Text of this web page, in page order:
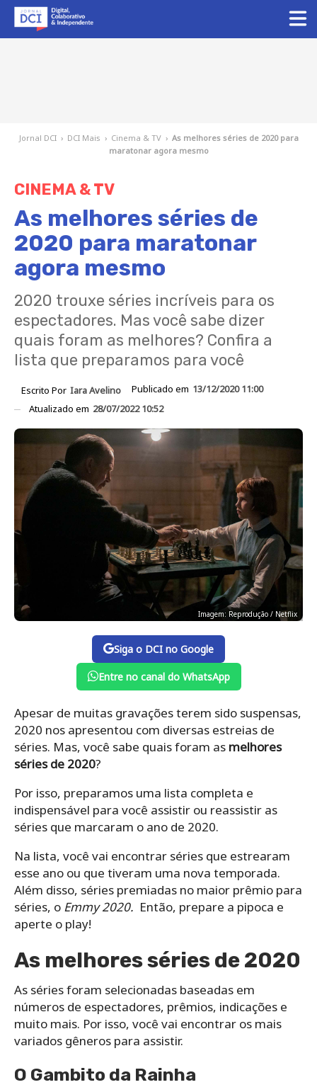
Jornal DCI › DCI Mais › Cinema & TV › As melhores séries de 2020 para
maratonar agora mesmo
CINEMA & TV
As melhores séries de
2020 para maratonar
agora mesmo
2020 trouxe séries incríveis para os
espectadores. Mas você sabe dizer
quais foram as melhores? Confira a
lista que preparamos para você
Escrito Por Iara Avelino Publicado em 13/12/2020 11:00
Atualizado em 28/07/2022 10:52
Imagem: Reprodução / Netflix
Siga o DCI no Google
Entre no canal do WhatsApp
Apesar de muitas gravações terem sido suspensas,
2020 nos apresentou com diversas estreias de
séries. Mas, você sabe quais foram as melhores
séries de 2020?
Por isso, preparamos uma lista completa e
indispensável para você assistir ou reassistir as
séries que marcaram o ano de 2020.
Na lista, você vai encontrar séries que estrearam
esse ano ou que tiveram uma nova temporada.
Além disso, séries premiadas no maior prêmio para
séries, o Emmy 2020. Então, prepare a pipoca e
aperte o play!
As melhores séries de 2020
As séries foram selecionadas baseadas em
números de espectadores, prêmios, indicações e
muito mais. Por isso, você vai encontrar os mais
variados gêneros para assistir.
O Gambito da Rainha